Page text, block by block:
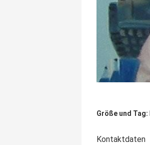
Größe und Tag:
Kontaktdaten